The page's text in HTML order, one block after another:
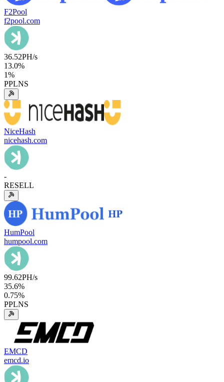
F2Pool
f2pool.com
36.52PH/s
13.0%
1%
PPLNS
NiceHash
nicehash.com
-
RESELL
HumPool
humpool.com
99.62PH/s
35.6%
0.75%
PPLNS
EMCD
emcd.io